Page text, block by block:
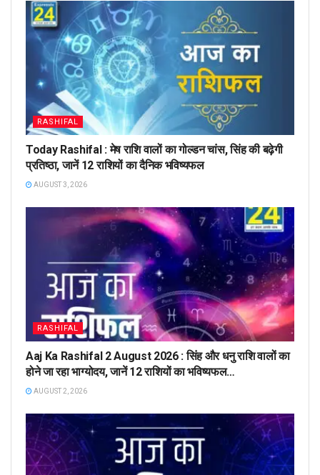
RASHIFAL
Today Rashifal : मेष राशि वालों का गोल्डन चांस, सिंह की बढ़ेगी
प्रतिष्ठा, जानें 12 राशियों का दैनिक भविष्यफल
AUGUST 3, 2026
RASHIFAL
Aaj Ka Rashifal 2 August 2026 : सिंह और धनु राशि वालों का
होने जा रहा भाग्योदय, जानें 12 राशियों का भविष्यफल…
AUGUST 2, 2026